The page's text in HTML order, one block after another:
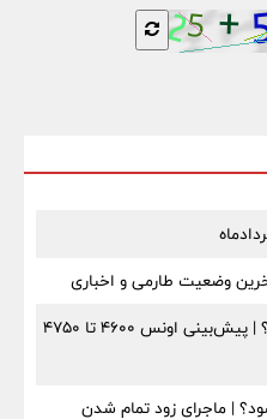
وضعیت طارمی و اخباری
قیمت طلا دوباره منفجر می‌شود؟ | پیش‌بینی اونس ۴۶۰۰ تا ۴۷۵۰
| ماجرای زود تمام شدن